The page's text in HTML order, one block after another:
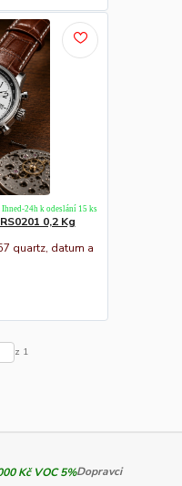
0,2 Kg
quartz, datum a
Ihned-24h k odeslání 15 ks
z 1
Dopravci